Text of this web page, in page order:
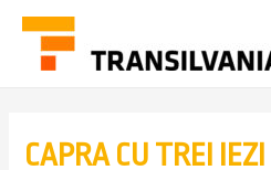
CAPRA CU TREI